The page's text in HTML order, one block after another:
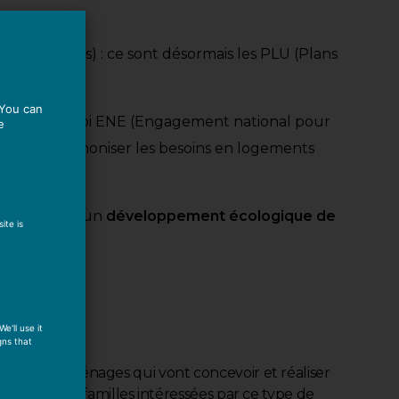
des Sols) : ce sont désormais les PLU (Plans
par la loi ENE (Engagement national pour
pour harmoniser les besoins en logements
permettre un développement écologique de
de ménages qui vont concevoir et réaliser
des familles intéressées par ce type de
can
is
use it
that